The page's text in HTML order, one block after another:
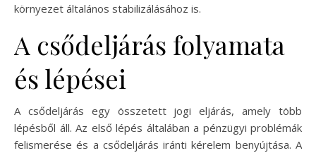
környezet általános stabilizálásához is.
A csődeljárás folyamata
és lépései
A csődeljárás egy összetett jogi eljárás, amely több
lépésből áll. Az első lépés általában a pénzügyi problémák
felismerése és a csődeljárás iránti kérelem benyújtása. A